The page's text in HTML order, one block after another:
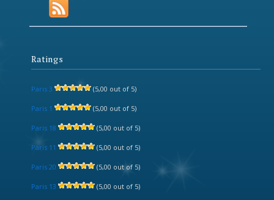
Ratings
Paris 3 (5,00 out of 5)
Paris 1 (5,00 out of 5)
Paris 18 (5,00 out of 5)
Paris 11 (5,00 out of 5)
Paris 20 (5,00 out of 5)
Paris 13 (5,00 out of 5)